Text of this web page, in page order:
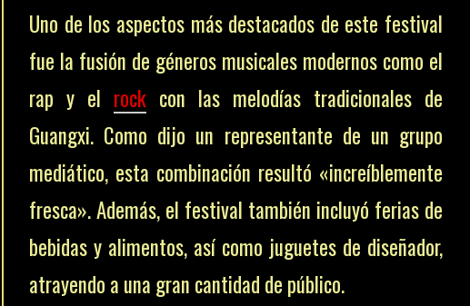
Uno de los aspectos más destacados de este festival
fue la fusión de géneros musicales modernos como el
rap y el rock con las melodías tradicionales de
Guangxi. Como dijo un representante de un grupo
mediático, esta combinación resultó «increíblemente
fresca». Además, el festival también incluyó ferias de
bebidas y alimentos, así como juguetes de diseñador,
atrayendo a una gran cantidad de público.